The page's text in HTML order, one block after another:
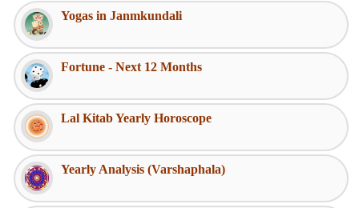
Yogas in Janmkundali
Fortune - Next 12 Months
Lal Kitab Yearly Horoscope
Yearly Analysis (Varshaphala)